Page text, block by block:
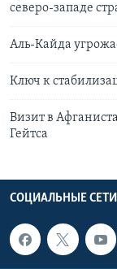
северо-западе
Аль-Кайда
Ключ к
Визит в
Гейтса
СОЦИАЛЬНЫЕ СЕТИ